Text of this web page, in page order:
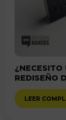
¿NECESITO
REDISEÑO
LEER